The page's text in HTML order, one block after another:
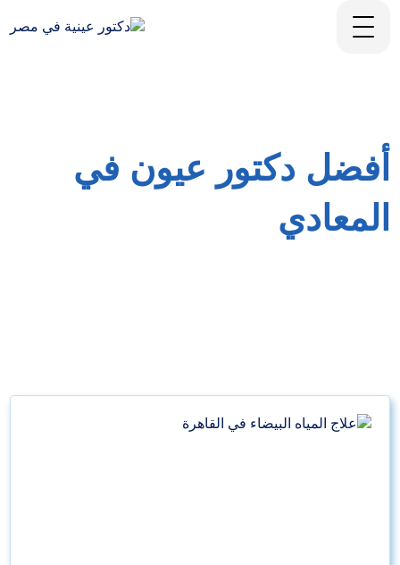
أفضل دكتور عيون في
المعادي